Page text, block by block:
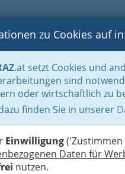
BLOGS FOTOS G
zu Cookies auf
.at setzt Cookies und
sind
oder wirtschaftlich zu
finden Sie in unserer
Einwilligung('Zustimmen
Daten für
nutzen.
Fashion & Beauty Schmuck: Juwelier